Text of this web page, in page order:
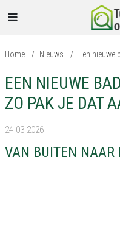
Home / Nieuws / Een nieuwe
EEN NIEUWE
ZO PAK JE DAT
24-03-2026
VAN BUITEN NAAR